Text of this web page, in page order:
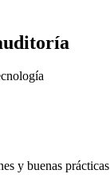
y buenas prácticas